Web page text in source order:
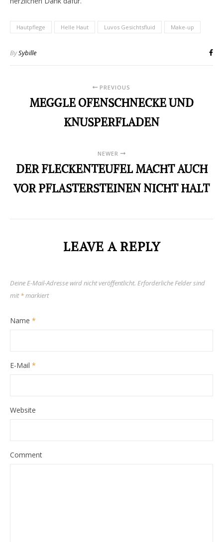
Hautpflege Helle Haut Luvos Gesichtsfluid Make-up
BySybille
PREVIOUS
MEGGLE OFENSCHNECKE UND
KNUSPERFLADEN
NEWER
DER FLECKENTEUFEL MACHT AUCH
VOR PFLASTERSTEINEN NICHT HALT
LEAVE A REPLY
Deine E-Mail-Adresse wird nicht veröffentlicht. Erforderliche Felder sind
mit*markiert
Name *
E-Mail *
Website
Comment